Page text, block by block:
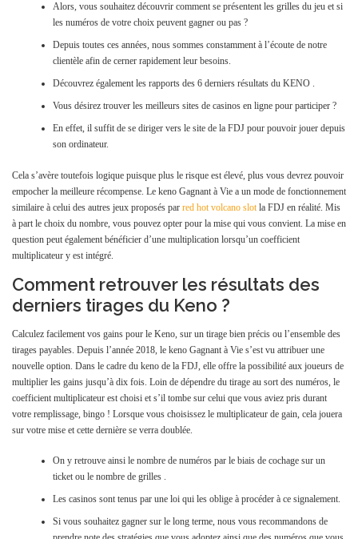
Alors, vous souhaitez découvrir comment se présentent les grilles du jeu et si
les numéros de votre choix peuvent gagner ou pas ?
Depuis toutes ces années, nous sommes constamment à l’écoute de notre
clientèle afin de cerner rapidement leur besoins.
Découvrez également les rapports des 6 derniers résultats du KENO .
Vous désirez trouver les meilleurs sites de casinos en ligne pour participer ?
En effet, il suffit de se diriger vers le site de la FDJ pour pouvoir jouer depuis
son ordinateur.
Cela s’avère toutefois logique puisque plus le risque est élevé, plus vous devrez pouvoir
empocher la meilleure récompense. Le keno Gagnant à Vie a un mode de fonctionnement
similaire à celui des autres jeux proposés par red hot volcano slot la FDJ en réalité. Mis
à part le choix du nombre, vous pouvez opter pour la mise qui vous convient. La mise en
question peut également bénéficier d’une multiplication lorsqu’un coefficient
multiplicateur y est intégré.
Comment retrouver les résultats des
derniers tirages du Keno ?
Calculez facilement vos gains pour le Keno, sur un tirage bien précis ou l’ensemble des
tirages payables. Depuis l’année 2018, le keno Gagnant à Vie s’est vu attribuer une
nouvelle option. Dans le cadre du keno de la FDJ, elle offre la possibilité aux joueurs de
multiplier les gains jusqu’à dix fois. Loin de dépendre du tirage au sort des numéros, le
coefficient multiplicateur est choisi et s’il tombe sur celui que vous aviez pris durant
votre remplissage, bingo ! Lorsque vous choisissez le multiplicateur de gain, cela jouera
sur votre mise et cette dernière se verra doublée.
On y retrouve ainsi le nombre de numéros par le biais de cochage sur un
ticket ou le nombre de grilles .
Les casinos sont tenus par une loi qui les oblige à procéder à ce signalement.
Si vous souhaitez gagner sur le long terme, nous vous recommandons de